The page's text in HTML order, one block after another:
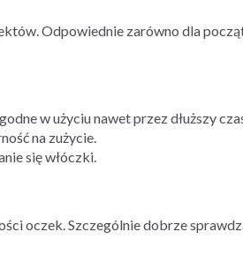
Odpowiednie zarówno dla
w użyciu nawet przez dłuższy
na zużycie.
się włóczki.
oczek. Szczególnie dobrze